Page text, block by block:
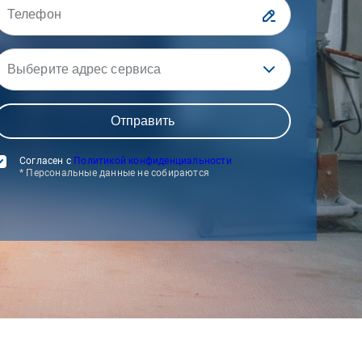
Выберите адрес сервиса
Согласен с Политикой конфиденциальности
* Персональные данные не собираются